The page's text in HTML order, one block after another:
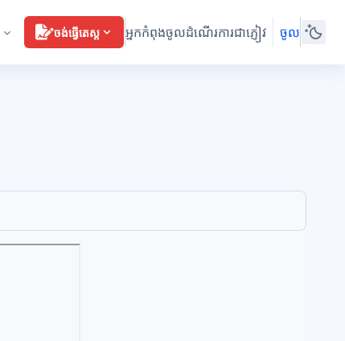
ចង់ធ្វើតេស្ត អ្នកកំពុងចូលដំណើរការជាភ្ញៀវ ចូល